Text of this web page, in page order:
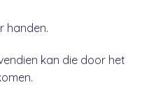
handen.
kan die door het